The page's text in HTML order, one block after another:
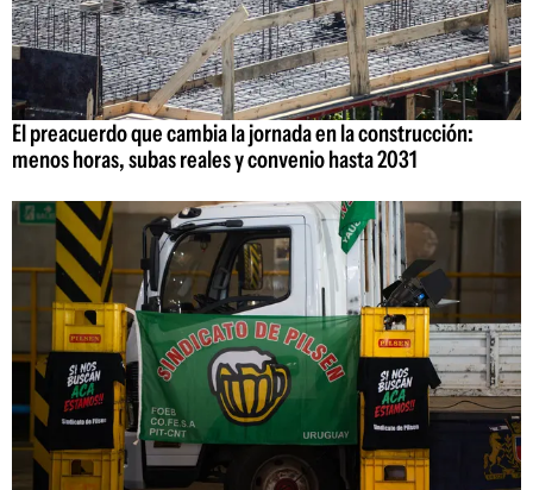
El preacuerdo que cambia la jornada en la construcción:
menos horas, subas reales y convenio hasta 2031